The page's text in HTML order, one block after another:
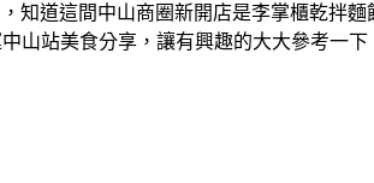
知道這間中山商圈新開店是李掌櫃乾拌
山站美食分享，讓有興趣的大大參考一下